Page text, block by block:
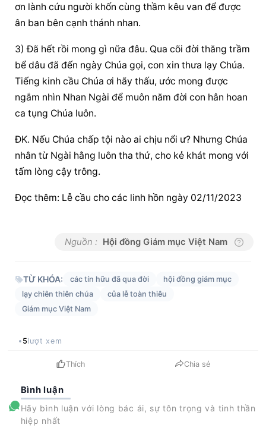
ơn lành cứu người khốn cùng thầm kêu van để được
ân ban bên cạnh thánh nhan.
3) Đã hết rồi mong gì nữa đâu. Qua cõi đời thăng trầm
bể dâu đã đến ngày Chúa gọi, con xin thưa lạy Chúa.
Tiếng kinh cầu Chúa ơi hãy thấu, ước mong được
ngắm nhìn Nhan Ngài để muôn năm đời con hân hoan
ca tụng Chúa luôn.
ĐK. Nếu Chúa chấp tội nào ai chịu nổi ư? Nhưng Chúa
nhân từ Ngài hằng luôn tha thứ, cho kẻ khát mong với
tấm lòng cậy trông.
Đọc thêm: Lễ cầu cho các linh hồn ngày 02/11/2023
Nguồn : Hội đồng Giám mục Việt Nam
TỪ KHÓA: các tín hữu đã qua đời
hội đồng giám mục
lạy chiên thiên chúa
của lễ toàn thiêu
Giám mục Việt Nam
5lượt xem
Thích Chia sẻ
Bình luận
Hãy bình luận với lòng bác ái, sự tôn trọng và tinh thần
hiệp nhất